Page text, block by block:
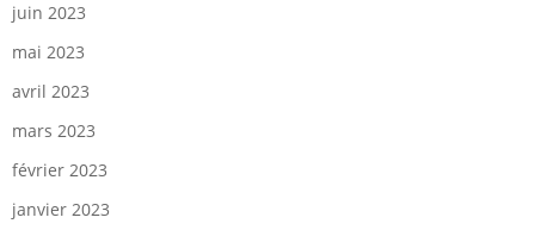
juin 2023
mai 2023
avril 2023
mars 2023
février 2023
janvier 2023